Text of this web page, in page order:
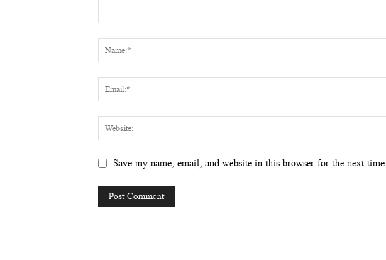
Save my name, email, and website in this browser for the next time